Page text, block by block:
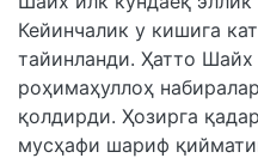
Кейинчалик у кишига
тайинланди. Ҳатто
роҳимаҳуллоҳ
қолдирди. Ҳозирга
мусҳафи шариф